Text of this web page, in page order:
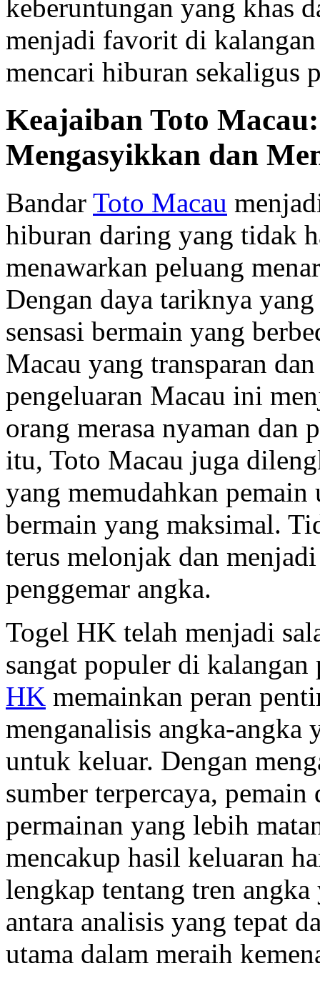
keberuntungan yang khas
menjadi favorit di
mencari hiburan sekaligus
Keajaiban Toto
Mengasyikkan dan
Bandar Toto Macau
hiburan daring yang tidak
menawarkan peluang
Dengan daya tariknya
sensasi bermain yang
Macau yang transparan
pengeluaran Macau ini
orang merasa nyaman dan
itu, Toto Macau juga
yang memudahkan
bermain yang maksimal.
terus melonjak dan
penggemar angka.
Togel HK telah menjadi
sangat populer di
HK memainkan peran
menganalisis angka-angka
untuk keluar. Dengan
sumber terpercaya,
permainan yang lebih
mencakup hasil keluaran
lengkap tentang tren
antara analisis yang tepat
utama dalam meraih